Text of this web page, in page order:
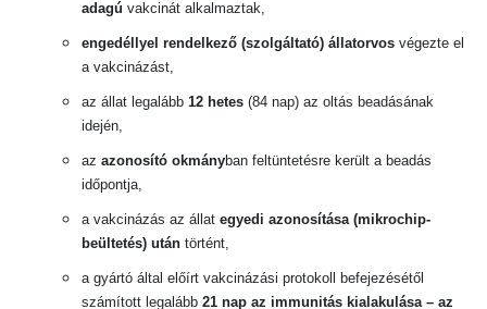
adagú vakcinát alkalmaztak,
engedéllyel rendelkező (szolgáltató) állatorvos végezte el
a vakcinázást,
az állat legalább 12 hetes (84 nap) az oltás beadásának
idején,
az azonosító okmányban feltüntetésre került a beadás
időpontja,
a vakcinázás az állat egyedi azonosítása (mikrochip-
beültetés) után történt,
a gyártó által előírt vakcinázási protokoll befejezésétől
számított legalább 21 nap az immunitás kialakulása – az